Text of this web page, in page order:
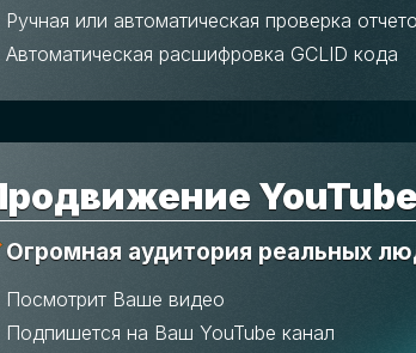
Ручная или автоматическая проверка
Автоматическая расшифровка GCLID кода
YouTube
Огромная аудитория реальных
Посмотрит Ваше видео
Подпишется на Ваш YouTube канал